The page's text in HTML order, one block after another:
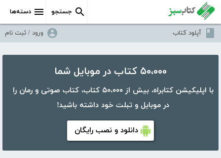
دسته‌ها جستجو
آپلود کتاب ورود / ثبت نام
۵۰،۰۰۰ کتاب در موبایل شما
با اپلیکیشن کتابراه، بیش از ۵۰،۰۰۰ کتاب، کتاب صوتی و رمان را
در موبایل و تبلت خود داشته باشید!
دانلود و نصب رایگان